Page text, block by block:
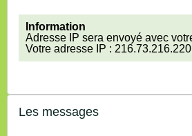
Information
Adresse IP sera envoyé avec
Votre adresse IP :
Les messages